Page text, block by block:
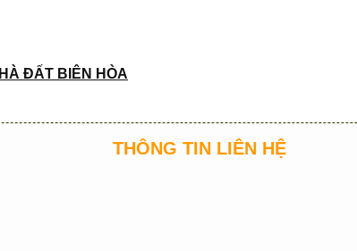
ĐẤT BIÊN HÒA
THÔNG TIN LIÊN HỆ